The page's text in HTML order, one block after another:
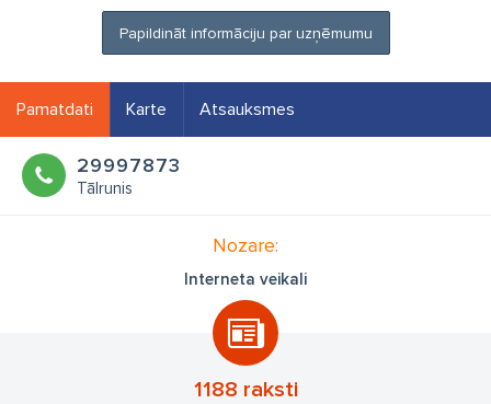
Papildināt informāciju par uzņēmumu
Pamatdati Karte Atsauksmes
29997873
Tālrunis
Nozare:
Interneta veikali
1188 raksti